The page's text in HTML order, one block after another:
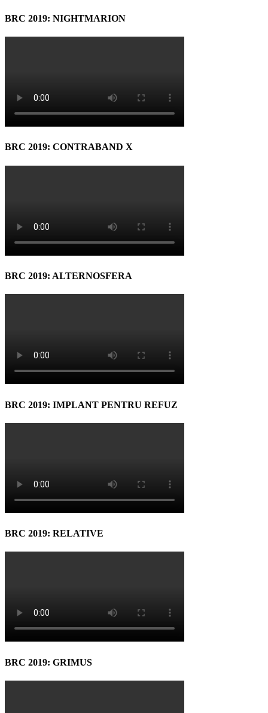
BRC 2019: NIGHTMARION
BRC 2019: CONTRABAND X
BRC 2019: ALTERNOSFERA
BRC 2019: IMPLANT PENTRU REFUZ
BRC 2019: RELATIVE
BRC 2019: GRIMUS